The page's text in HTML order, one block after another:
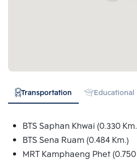
Transportation
BTS Saphan Khwai (0.330
BTS Sena Ruam (0.484 Km.)
MRT Kamphaeng Phet